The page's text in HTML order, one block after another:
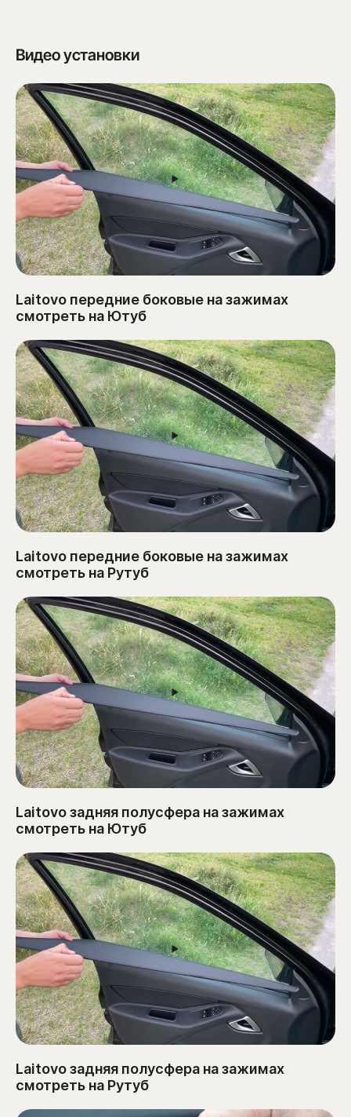
Видео установки
Laitovo передние боковые на зажимах
смотреть на Ютуб
Laitovo передние боковые на зажимах
смотреть на Рутуб
Laitovo задняя полусфера на зажимах
смотреть на Ютуб
Laitovo задняя полусфера на зажимах
смотреть на Рутуб